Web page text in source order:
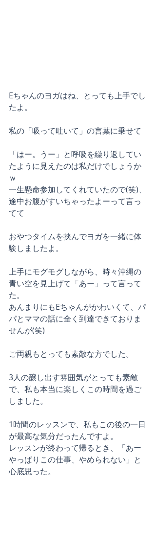
Eちゃんのヨガはね、とっても上手でし
たよ。
私の「吸って吐いて」の言葉に乗せて
「はー。うー」と呼吸を繰り返してい
たように見えたのは私だけでしょうか
ｗ
一生懸命参加してくれていたので(笑)、
途中お腹がすいちゃったよーって言っ
てて
おやつタイムを挟んでヨガを一緒に体
験しましたよ。
上手にモグモグしながら、時々沖縄の
青い空を見上げて「あー」って言って
た。
あんまりにもEちゃんがかわいくて、パ
パとママの話に全く到達できておりま
せんが(笑)
ご両親もとっても素敵な方でした。
3人の醸し出す雰囲気がとっても素敵
で、私も本当に楽しくこの時間を過ご
しました。
1時間のレッスンで、私もこの後の一日
が最高な気分だったんですよ。
レッスンが終わって帰るとき、「あー
やっぱりこの仕事、やめられない」と
心底思った。